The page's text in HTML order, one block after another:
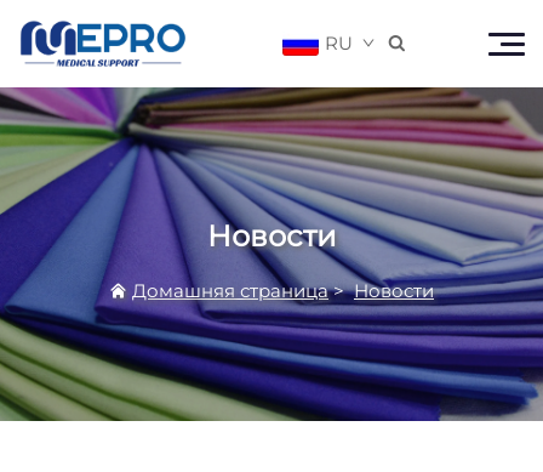
RU 
Новости
Домашняя страница>Новости